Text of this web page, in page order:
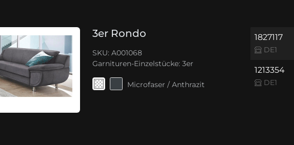
3er Rondo
SKU: A001068
Garnituren-Einzelstücke: 3er
Microfaser / Anthrazit
1827117
DE1
1213354
DE1